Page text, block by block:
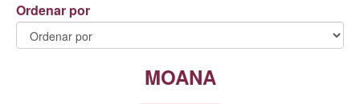
Ordenar por
MOANA